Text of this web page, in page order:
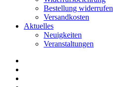
Bestellung widerrufen
Versandkosten
Aktuelles
Neuigkeiten
Veranstaltungen